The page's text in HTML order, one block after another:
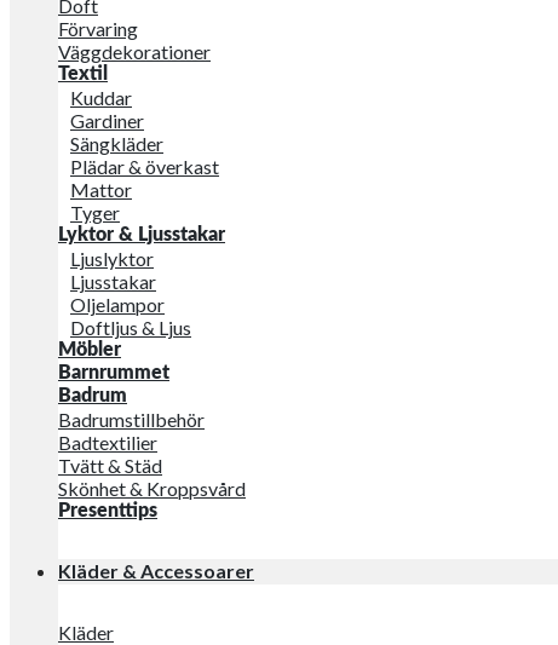
Doft
Förvaring
Väggdekorationer
Textil
Kuddar
Gardiner
Sängkläder
Plädar & överkast
Mattor
Tyger
Lyktor & Ljusstakar
Ljuslyktor
Ljusstakar
Oljelampor
Doftljus & Ljus
Möbler
Barnrummet
Badrum
Badrumstillbehör
Badtextilier
Tvätt & Städ
Skönhet & Kroppsvård
Presenttips
Kläder & Accessoarer
Kläder